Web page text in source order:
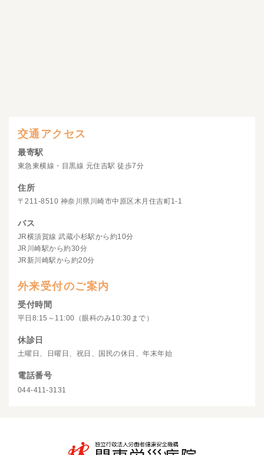
交通アクセス
最寄駅
東急東横線・目黒線 元住吉駅 徒歩7分
住所
〒211-8510 神奈川県川崎市中原区木月住吉町1-1
バス
JR横須賀線 武蔵小杉駅から約10分
JR川崎駅から約30分
JR新川崎駅から約20分
外来受付のご案内
受付時間
平日8:15～11:00（眼科のみ10:30まで）
休診日
土曜日、日曜日、祝日、国民の休日、年末年始
電話番号
044-411-3131